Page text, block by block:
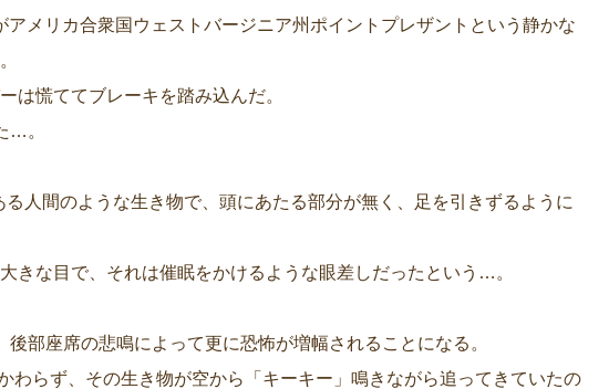
メリカ合衆国ウェストバージニア州ポイントプレザントという静かな
は慌ててブレーキを踏み込んだ。
…。
人間のような生き物で、頭にあたる部分が無く、足を引きずるように
きな目で、それは催眠をかけるような眼差しだったという…。
部座席の悲鳴によって更に恐怖が増幅されることになる。
わらず、その生き物が空から「キーキー」鳴きながら追ってきていたの